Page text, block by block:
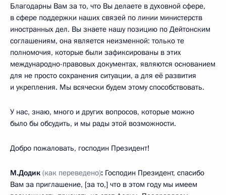
Благодарны Вам за то, что Вы делаете в духовной сфере,
в сфере поддержки наших связей по линии министерств
иностранных дел. Вы знаете нашу позицию по Дейтонским
соглашениям, она является неизменной: только те
полномочия, которые были зафиксированы в этих
международно-правовых документах, являются основанием
для не просто сохранения ситуации, а для её развития
и укрепления. Мы всячески будем этому способствовать.
У нас, знаю, много и других вопросов, которые можно
было бы обсудить, и мы рады этой возможности.
Добро пожаловать, господин Президент!
М.Додик (как переведено): Господин Президент, спасибо
Вам за приглашение, [за то,] что в этом году мы имеем